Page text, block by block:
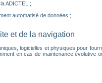
ADICTEL ;
automatisé de données ;
et de la navigation
logicielles et physiques pour
en cas de maintenance